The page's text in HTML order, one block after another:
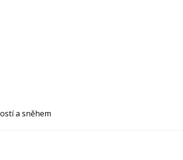
a sněhem